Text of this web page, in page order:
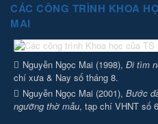
CÁC CÔNG TRÌNH KHOA
MAI
Nguyễn Ngọc Mai (1998), Đi tìm
chí xưa & Nay số tháng 8.
Nguyễn Ngọc Mai (2001), Bước
ngưỡng thờ mẫu, tạp chí VHNT số